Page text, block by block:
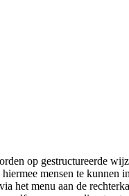
op gestructureerde
mensen te
het menu aan de